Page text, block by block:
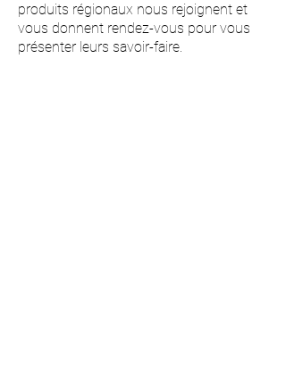
produits régionaux nous rejoignent et
vous donnent rendez-vous pour vous
présenter leurs savoir-faire.